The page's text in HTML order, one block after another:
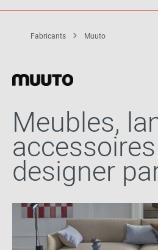
Fabricants Muuto
Meubles,
designer